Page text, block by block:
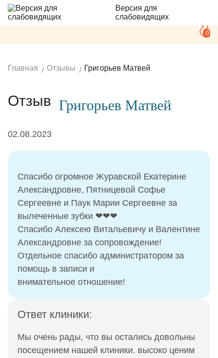
Версия для
слабовидящих
0
Главная Отзывы Григорьев Матвей
Отзыв Григорьев Матвей
02.08.2023
Спасибо огромное Журавской Екатерине
Александровне, Пятницевой Софье
Сергеевне и Паук Марии Сергеевне за
вылеченные зубки ❤❤❤
Спасибо Алексею Витальевичу и Валентине
Александровне за сопровождение!
Отдельное спасибо администратором за
помощь в записи и
внимательное отношение!
Ответ клиники:
Мы очень рады, что вы остались довольны
посещением нашей клиники. высоко ценим